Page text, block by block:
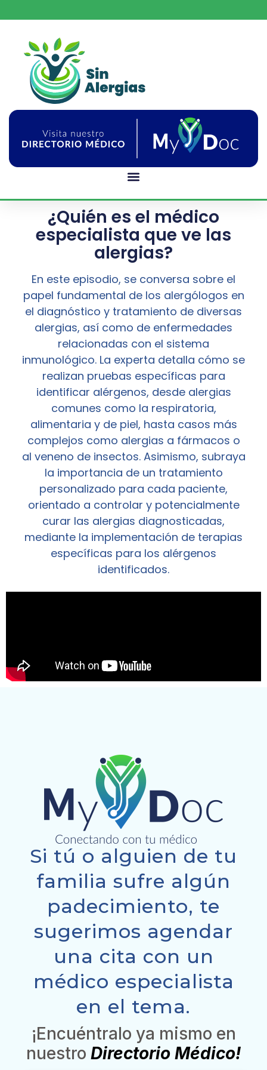
¿Quién es el médico
especialista que ve las
alergias?
En este episodio, se conversa sobre el
papel fundamental de los alergólogos en
el diagnóstico y tratamiento de diversas
alergias, así como de enfermedades
relacionadas con el sistema
inmunológico. La experta detalla cómo se
realizan pruebas específicas para
identificar alérgenos, desde alergias
comunes como la respiratoria,
alimentaria y de piel, hasta casos más
complejos como alergias a fármacos o
al veneno de insectos. Asimismo, subraya
la importancia de un tratamiento
personalizado para cada paciente,
orientado a controlar y potencialmente
curar las alergias diagnosticadas,
mediante la implementación de terapias
específicas para los alérgenos
identificados.
Si tú o alguien de tu
familia sufre algún
padecimiento, te
sugerimos agendar
una cita con un
médico especialista
en el tema.
¡Encuéntralo ya mismo en
nuestro Directorio Médico!